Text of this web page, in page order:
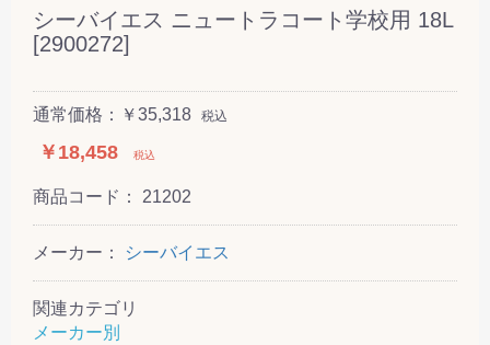
シーバイエス ニュートラコート学校用 18L
[2900272]
通常価格：￥35,318 税込
￥18,458 税込
商品コード： 21202
メーカー： シーバイエス
関連カテゴリ
メーカー別